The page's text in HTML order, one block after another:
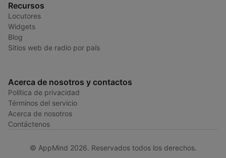
Recursos
Locutores
Widgets
Blog
Sitios web de radio por país
Acerca de nosotros y contactos
Política de privacidad
Términos del servicio
Acerca de nosotros
Contáctenos
© AppMind 2026. Reservados todos los derechos.